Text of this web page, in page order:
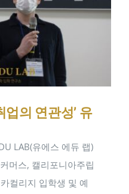
업의 연관성’ 유
LAB(유에스 에듀 랩)
머스, 캘리포니아주립
컬리지 입학생 및 예